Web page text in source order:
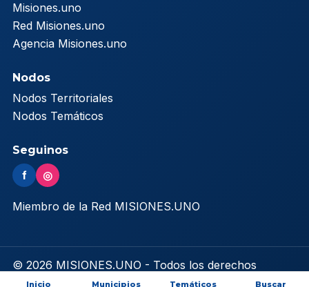
Misiones.uno
Red Misiones.uno
Agencia Misiones.uno
Nodos
Nodos Territoriales
Nodos Temáticos
Seguinos
f ◎
Miembro de la Red MISIONES.UNO
© 2026 MISIONES.UNO - Todos los derechos
reservados
Inicio Municipios Temáticos Buscar